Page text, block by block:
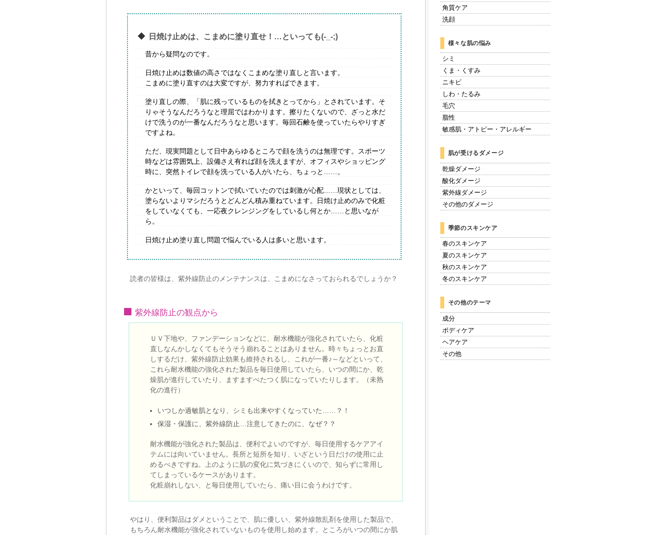
日焼け止めは、こまめに塗り直せ！…といっても(-_-;)
昔から疑問なのです。
日焼け止めは数値の高さではなくこまめな塗り直しと言います。
こまめに塗り直すのは大変ですが、努力すればできます。
塗り直しの際、「肌に残っているものを拭きとってから」とされています。そ
りゃそうなんだろうなと理屈ではわかります。擦りたくないので、ざっと水だ
けで洗うのが一番なんだろうなと思います。毎回石鹸を使っていたらやりすぎ
ですよね。
ただ、現実問題として日中あらゆるところで顔を洗うのは無理です。スポーツ
時などは雰囲気上、設備さえ有れば顔を洗えますが、オフィスやショッピング
時に、突然トイレで顔を洗っている人がいたら、ちょっと……。
かといって、毎回コットンで拭いていたのでは刺激が心配……現状としては、
塗らないよりマシだろうとどんどん積み重ねています。日焼け止めのみで化粧
をしていなくても、一応夜クレンジングをしているし何とか……と思いなが
ら。
日焼け止め塗り直し問題で悩んでいる人は多いと思います。
読者の皆様は、紫外線防止のメンテナンスは、こまめになさっておられるでしょうか？
紫外線防止の観点から
ＵＶ下地や、ファンデーションなどに、耐水機能が強化されていたら、化粧
直しなんかしなくてもそうそう崩れることはありません。時々ちょっとお直
しするだけ、紫外線防止効果も維持されるし、これが一番♪～などといって、
これら耐水機能の強化された製品を毎日使用していたら、いつの間にか、乾
燥肌が進行していたり、ますますべたつく肌になっていたりします。（未熟
化の進行）
いつしか過敏肌となり、シミも出来やすくなっていた……？！
保湿・保護に、紫外線防止…注意してきたのに、なぜ？？
耐水機能が強化された製品は、便利でよいのですが、毎日使用するケアアイ
テムには向いていません。長所と短所を知り、いざという日だけの使用に止
めるべきですね。上のように肌の変化に気づきにくいので、知らずに常用し
てしまっているケースがあります。
化粧崩れしない、と毎日使用していたら、痛い目に会うわけです。
やはり、便利製品はダメということで、肌に優しい、紫外線散乱剤を使用した製品で、
もちろん耐水機能が強化されていないものを使用し始めます。ところがいつの間にか肌
角質ケア
洗顔
様々な肌の悩み
シミ
くま・くすみ
ニキビ
しわ・たるみ
毛穴
脂性
敏感肌・アトピー・アレルギー
肌が受けるダメージ
乾燥ダメージ
酸化ダメージ
紫外線ダメージ
その他のダメージ
季節のスキンケア
春のスキンケア
夏のスキンケア
秋のスキンケア
冬のスキンケア
その他のテーマ
成分
ボディケア
ヘアケア
その他